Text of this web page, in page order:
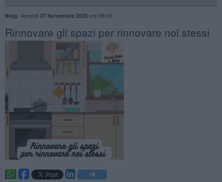
Blog Venerdì 07 Novembre 2025ore 08:00
​Rinnovare gli spazi per rinnovare noi stessi